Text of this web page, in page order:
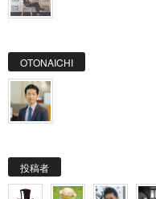
OTONAICHI
投稿者